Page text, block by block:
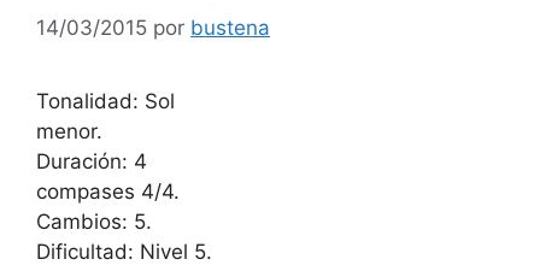
14/03/2015 por bustena
Tonalidad: Sol
menor.
Duración: 4
compases 4/4.
Cambios: 5.
Dificultad: Nivel 5.